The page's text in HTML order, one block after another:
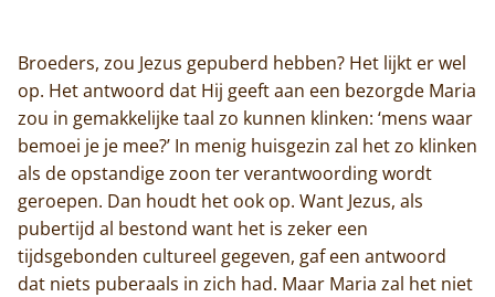
Broeders, zou Jezus gepuberd hebben? Het lijkt er wel
op. Het antwoord dat Hij geeft aan een bezorgde Maria
zou in gemakkelijke taal zo kunnen klinken: ‘mens waar
bemoei je je mee?’ In menig huisgezin zal het zo klinken
als de opstandige zoon ter verantwoording wordt
geroepen. Dan houdt het ook op. Want Jezus, als
pubertijd al bestond want het is zeker een
tijdsgebonden cultureel gegeven, gaf een antwoord
dat niets puberaals in zich had. Maar Maria zal het niet